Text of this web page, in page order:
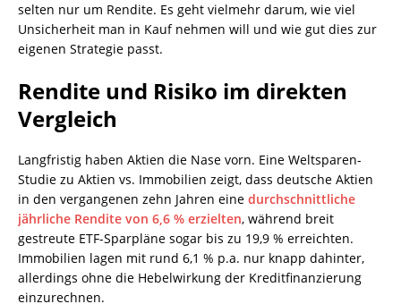
selten nur um Rendite. Es geht vielmehr darum, wie viel
Unsicherheit man in Kauf nehmen will und wie gut dies zur
eigenen Strategie passt.
Rendite und Risiko im direkten
Vergleich
Langfristig haben Aktien die Nase vorn. Eine Weltsparen-
Studie zu Aktien vs. Immobilien zeigt, dass deutsche Aktien
in den vergangenen zehn Jahren eine durchschnittliche
jährliche Rendite von 6,6 % erzielten, während breit
gestreute ETF-Sparpläne sogar bis zu 19,9 % erreichten.
Immobilien lagen mit rund 6,1 % p.a. nur knapp dahinter,
allerdings ohne die Hebelwirkung der Kreditfinanzierung
einzurechnen.